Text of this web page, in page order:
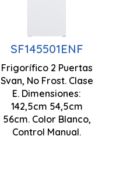
1430 x 550
x 560 mm
SF145501ENF
Frigorífico 2 Puertas
Svan, No Frost. Clase
E. Dimensiones:
142,5cm 54,5cm
56cm. Color Blanco,
Control Manual.
Mode
Super
Freeze
Eclairage
LED